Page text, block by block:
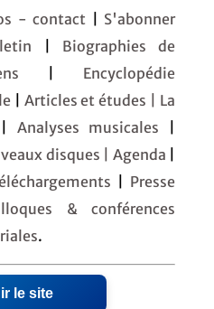
- contact
S'abonner
Biographies de
Encyclopédie
Articles et études | La
Analyses musicales
disques | Agenda
Presse
& conférences
.
le site